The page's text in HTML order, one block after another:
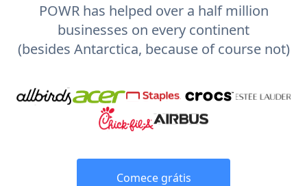
POWR has helped over a half million
businesses on every continent
(besides Antarctica, because of course not)
Comece grátis